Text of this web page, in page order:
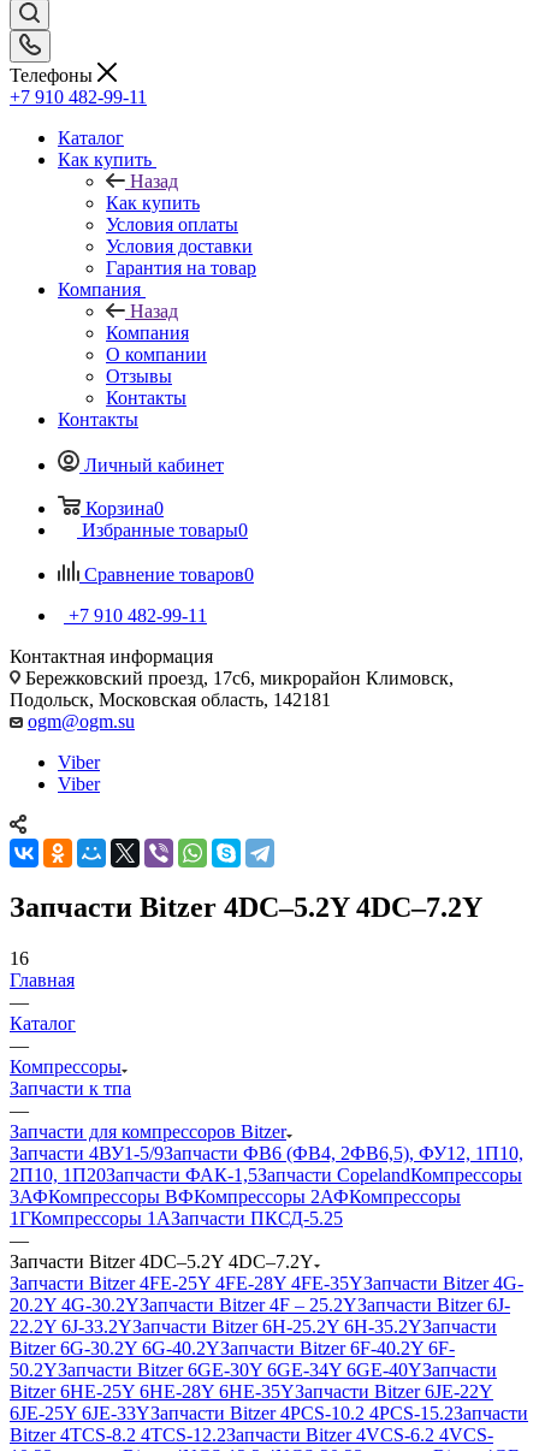
Телефоны
+7 910 482-99-11
Каталог
Как купить
Назад
Как купить
Условия оплаты
Условия доставки
Гарантия на товар
Компания
Назад
Компания
О компании
Отзывы
Контакты
Контакты
Личный кабинет
Корзина0
Избранные товары0
Сравнение товаров0
+7 910 482-99-11
Контактная информация
Бережковский проезд, 17с6, микрорайон Климовск,
Подольск, Московская область, 142181
ogm@ogm.su
Viber
Viber
Запчасти Bitzer 4DC–5.2Y 4DC–7.2Y
16
Главная
—
Каталог
—
Компрессоры
Запчасти к тпа
—
Запчасти для компрессоров Bitzer
Запчасти 4ВУ1-5/9Запчасти ФВ6 (ФВ4, 2ФВ6,5), ФУ12, 1П10,
2П10, 1П20Запчасти ФАК-1,5Запчасти CopelandКомпрессоры
3АФКомпрессоры ВФКомпрессоры 2АФКомпрессоры
1ГКомпрессоры 1АЗапчасти ПКСД-5.25
—
Запчасти Bitzer 4DC–5.2Y 4DC–7.2Y
Запчасти Bitzer 4FE-25Y 4FE-28Y 4FE-35YЗапчасти Bitzer 4G-
20.2Y 4G-30.2YЗапчасти Bitzer 4F – 25.2YЗапчасти Bitzer 6J-
22.2Y 6J-33.2YЗапчасти Bitzer 6H-25.2Y 6H-35.2YЗапчасти
Bitzer 6G-30.2Y 6G-40.2YЗапчасти Bitzer 6F-40.2Y 6F-
50.2YЗапчасти Bitzer 6GE-30Y 6GE-34Y 6GE-40YЗапчасти
Bitzer 6HE-25Y 6HE-28Y 6HE-35YЗапчасти Bitzer 6JE-22Y
6JE-25Y 6JE-33YЗапчасти Bitzer 4PCS-10.2 4PCS-15.2Запчасти
Bitzer 4TCS-8.2 4TCS-12.2Запчасти Bitzer 4VCS-6.2 4VCS-